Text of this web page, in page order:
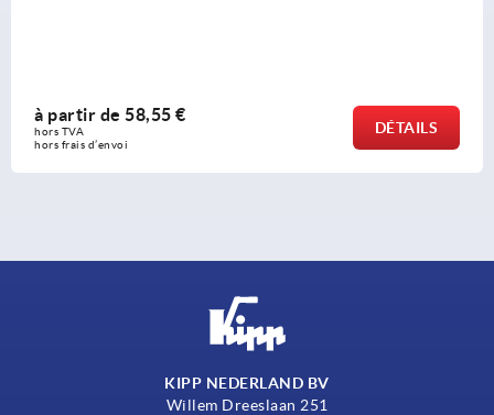
à partir de 58,55 €
hors TVA
hors frais d’envoi
DÉTAILS
KIPP NEDERLAND BV
Willem Dreeslaan 251